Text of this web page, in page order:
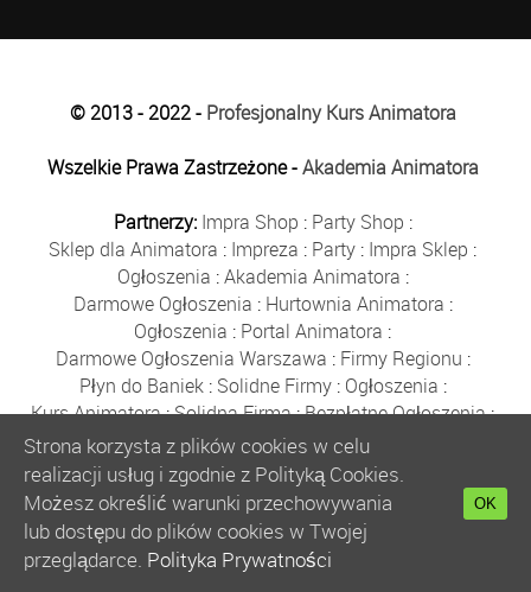
© 2013 - 2022 - Profesjonalny Kurs Animatora
Wszelkie Prawa Zastrzeżone -Akademia Animatora
Partnerzy: Impra Shop : Party Shop :
Sklep dla Animatora : Impreza : Party : Impra Sklep :
Ogłoszenia :Akademia Animatora :
Darmowe Ogłoszenia : Hurtownia Animatora :
Ogłoszenia : Portal Animatora :
Darmowe Ogłoszenia Warszawa : Firmy Regionu :
Płyn do Baniek: Solidne Firmy: Ogłoszenia :
Kurs Animatora:Solidna Firma:Bezpłatne Ogłoszenia:
Animator Czasu Wolnego:
Bezpłatne Ogłoszenia Warszawa:sklep animatora
Bańki Mydlane:Bezpłatne Ogłoszenia
Szkolenie Animatorów:Kurs Animatora
:
Kurs Animatora Warszawa :Rumia
Kurs Animatora Poznań:
Strona korzysta z plików cookies w celu
realizacji usług i zgodnie z Polityką Cookies.
Możesz określić warunki przechowywania
lub dostępu do plików cookies w Twojej
przeglądarce. Polityka Prywatności
OK